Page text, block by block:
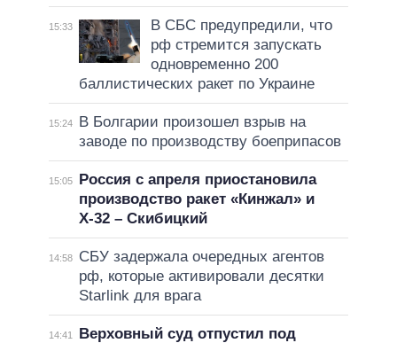
15:33
В СБС предупредили, что
рф стремится запускать
одновременно 200
баллистических ракет по Украине
15:24
В Болгарии произошел взрыв на
заводе по производству боеприпасов
15:05
Россия с апреля приостановила
производство ракет «Кинжал» и
Х-32 – Скибицкий
14:58
СБУ задержала очередных агентов
рф, которые активировали десятки
Starlink для врага
14:41
Верховный суд отпустил под